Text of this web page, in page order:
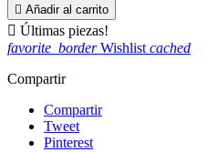
 Añadir al carrito
 Últimas piezas!
favorite_border Wishlist cached
Compartir
Compartir
Tweet
Pinterest